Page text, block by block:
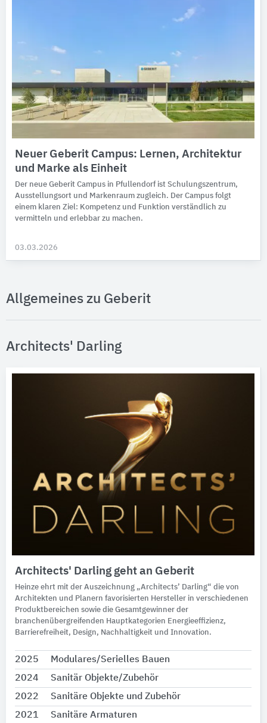
Neuer Geberit Campus: Lernen, Architektur
und Marke als Einheit
Der neue Geberit Campus in Pfullendorf ist Schulungszentrum,
Ausstellungsort und Markenraum zugleich. Der Campus folgt
einem klaren Ziel: Kompetenz und Funktion verständlich zu
vermitteln und erlebbar zu machen.
03.03.2026
Allgemeines zu Geberit
Architects' Darling
Architects' Darling geht an Geberit
Heinze ehrt mit der Auszeichnung „Architects’ Darling“ die von
Architekten und Planern favorisierten Hersteller in verschiedenen
Produktbereichen sowie die Gesamtgewinner der
branchenübergreifenden Hauptkategorien Energieeffizienz,
Barrierefreiheit, Design, Nachhaltigkeit und Innovation.
2025
Modulares/Serielles Bauen
2024
Sanitär Objekte/Zubehör
2022
Sanitäre Objekte und Zubehör
2021
Sanitäre Armaturen